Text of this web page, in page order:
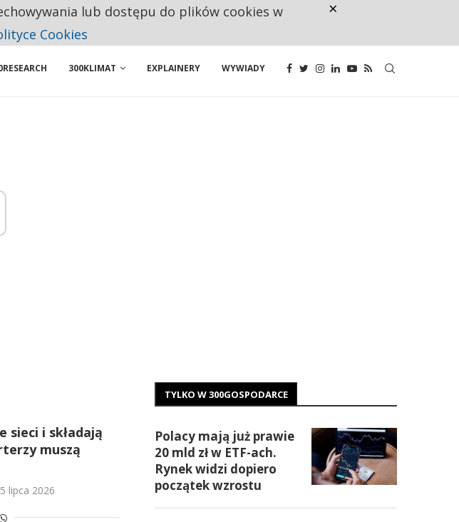
JEJ NIE POLECAJĄ
POLSKI
300KLIMAT EXPLAINERY WYWIADY
sieci i składają
muszą
lipca 2026
TYLKO W 300GOSPODARCE
Polacy mają już prawie
20 mld zł w ETF-ach.
Rynek widzi dopiero
początek wzrostu
lub dostępu do plików cookies w
Cookies
×